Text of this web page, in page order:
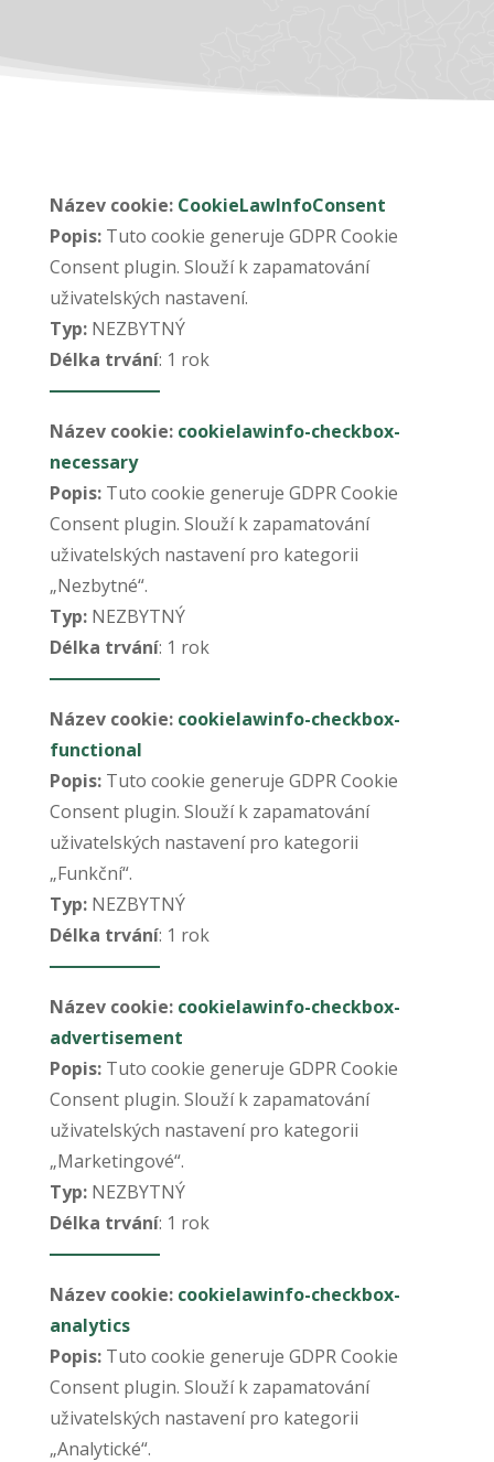
Název cookie: CookieLawInfoConsent
Popis:Tuto cookie generuje GDPR Cookie
Consent plugin. Slouží k zapamatování
uživatelských nastavení.
Typ:NEZBYTNÝ
Délka trvání: 1 rok
Název cookie: cookielawinfo-checkbox-
necessary
Popis:Tuto cookie generuje GDPR Cookie
Consent plugin. Slouží k zapamatování
uživatelských nastavení pro kategorii
„Nezbytné“.
Typ:NEZBYTNÝ
Délka trvání: 1 rok
Název cookie: cookielawinfo-checkbox-
functional
Popis:Tuto cookie generuje GDPR Cookie
Consent plugin. Slouží k zapamatování
uživatelských nastavení pro kategorii
„Funkční“.
Typ:NEZBYTNÝ
Délka trvání: 1 rok
Název cookie: cookielawinfo-checkbox-
advertisement
Popis:Tuto cookie generuje GDPR Cookie
Consent plugin. Slouží k zapamatování
uživatelských nastavení pro kategorii
„Marketingové“.
Typ:NEZBYTNÝ
Délka trvání: 1 rok
Název cookie: cookielawinfo-checkbox-
analytics
Popis:Tuto cookie generuje GDPR Cookie
Consent plugin. Slouží k zapamatování
uživatelských nastavení pro kategorii
„Analytické“.